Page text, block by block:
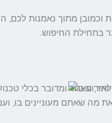
מתוך נאמנות לכם,
בתחילת החיפוש.
מאחר ומדובר בכלי
מה שאתם מעוניינים בו,